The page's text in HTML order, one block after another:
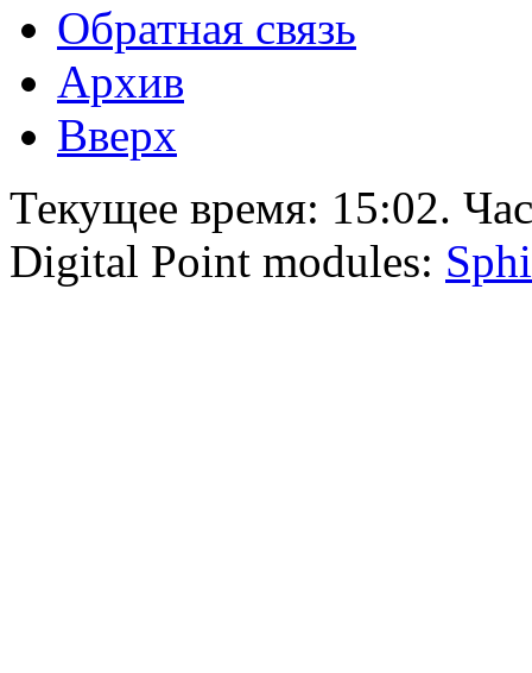
Обратная связь
Архив
Вверх
Текущее время: 15:02.
Digital Point modules: